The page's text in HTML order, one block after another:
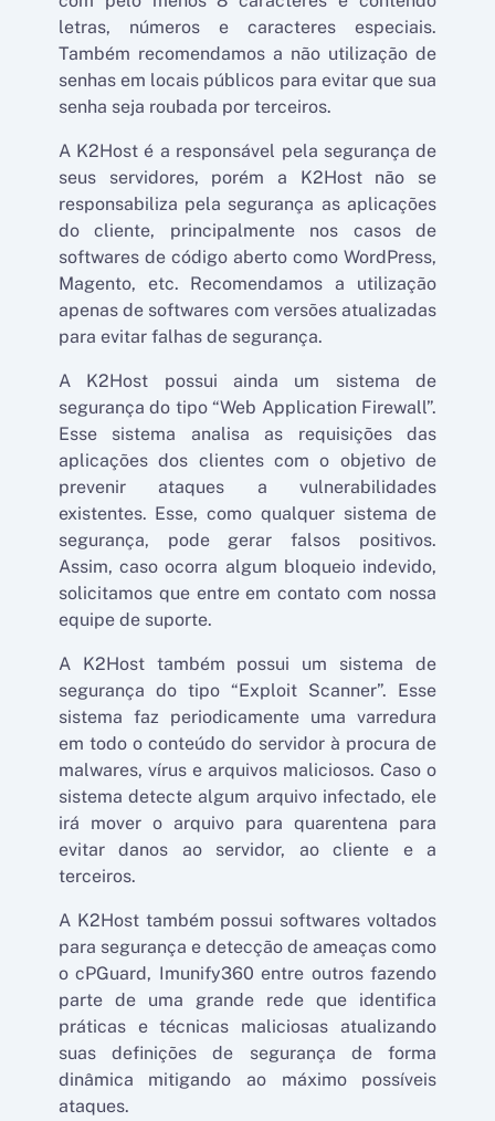
letras, números e caracteres especiais.
Também recomendamos a não utilização de
senhas em locais públicos para evitar que sua
senha seja roubada por terceiros.
A K2Host é a responsável pela segurança de
seus servidores, porém a K2Host não se
responsabiliza pela segurança as aplicações
do cliente, principalmente nos casos de
softwares de código aberto como WordPress,
Magento, etc. Recomendamos a utilização
apenas de softwares com versões atualizadas
para evitar falhas de segurança.
A K2Host possui ainda um sistema de
segurança do tipo “Web Application Firewall”.
Esse sistema analisa as requisições das
aplicações dos clientes com o objetivo de
prevenir ataques a vulnerabilidades
existentes. Esse, como qualquer sistema de
segurança, pode gerar falsos positivos.
Assim, caso ocorra algum bloqueio indevido,
solicitamos que entre em contato com nossa
equipe de suporte.
A K2Host também possui um sistema de
segurança do tipo “Exploit Scanner”. Esse
sistema faz periodicamente uma varredura
em todo o conteúdo do servidor à procura de
malwares, vírus e arquivos maliciosos. Caso o
sistema detecte algum arquivo infectado, ele
irá mover o arquivo para quarentena para
evitar danos ao servidor, ao cliente e a
terceiros.
A K2Host também possui softwares voltados
para segurança e detecção de ameaças como
o cPGuard, Imunify360 entre outros fazendo
parte de uma grande rede que identifica
práticas e técnicas maliciosas atualizando
suas definições de segurança de forma
dinâmica mitigando ao máximo possíveis
ataques.